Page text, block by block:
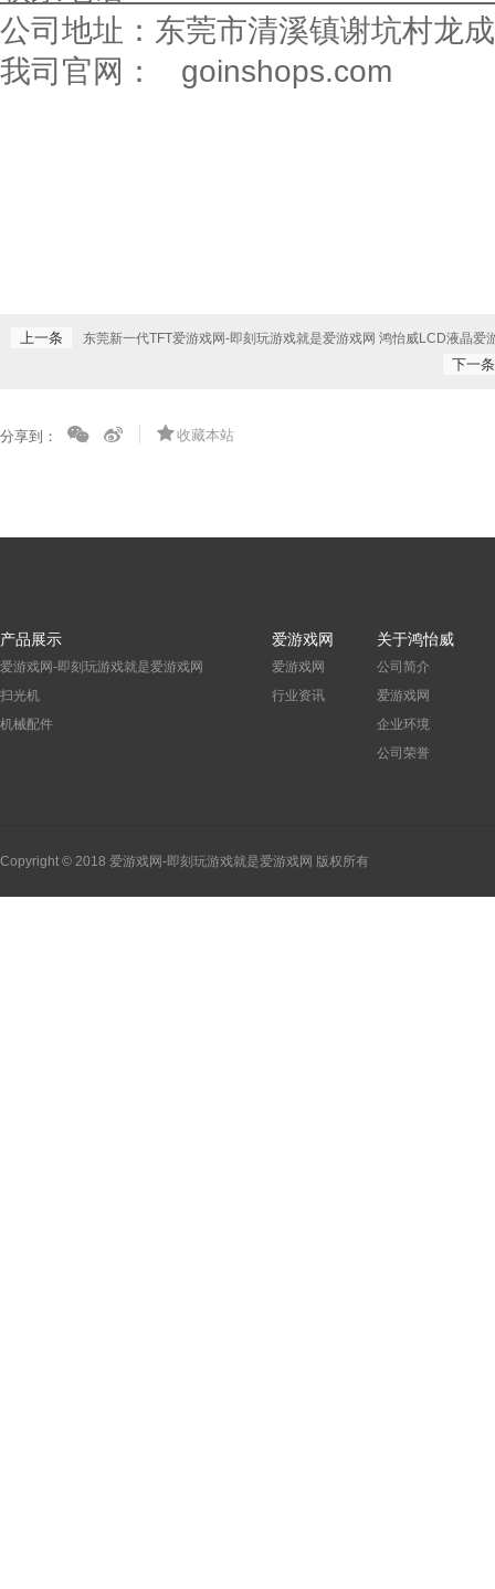
公司地址：东莞市清溪镇谢坑村龙
我司官网：
goinshops.com
上一条 东莞新一代TFT爱游戏网-即刻玩游戏就是爱游戏网 鸿怡威LCD液晶爱
下一条
分享到： 收藏本站
产品展示
爱游戏网-即刻玩游戏就是爱游戏网
扫光机
机械配件
爱游戏网
爱游戏网
行业资讯
关于鸿怡威
公司简介
爱游戏网
企业环境
公司荣誉
Copyright © 2018 爱游戏网-即刻玩游戏就是爱游戏网 版权所有